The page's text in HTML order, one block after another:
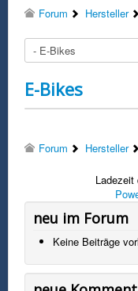
Forum Hersteller
E-Bikes
Forum Hersteller
Ladezeit
neu im Forum
Keine Beiträge